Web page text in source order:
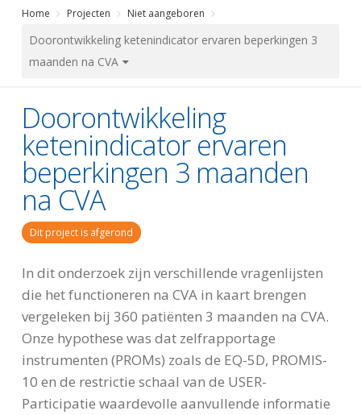
Home Projecten Niet aangeboren
Doorontwikkeling ketenindicator ervaren beperkingen 3
maanden na CVA
Doorontwikkeling
ketenindicator ervaren
beperkingen 3 maanden
na CVA
Dit project is afgerond
In dit onderzoek zijn verschillende vragenlijsten
die het functioneren na CVA in kaart brengen
vergeleken bij 360 patiënten 3 maanden na CVA.
Onze hypothese was dat zelfrapportage
instrumenten (PROMs) zoals de EQ-5D, PROMIS-
10 en de restrictie schaal van de USER-
Participatie waardevolle aanvullende informatie